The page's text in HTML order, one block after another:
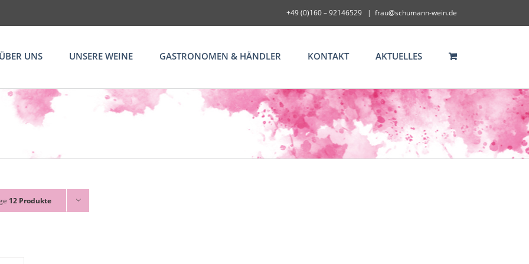
+49 (0)160 – 92146529 | frau@schumann-wein.de
ÜBER UNS UNSERE WEINE GASTRONOMEN & HÄNDLER KONTAKT AKTUELLES
12 Produkte